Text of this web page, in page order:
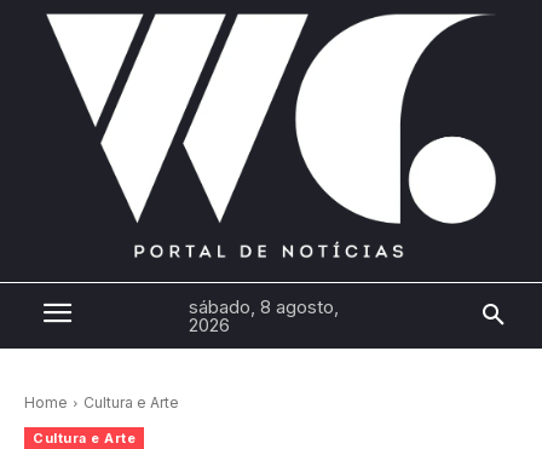
sábado, 8 agosto,
2026
Home Cultura e Arte
Cultura e Arte